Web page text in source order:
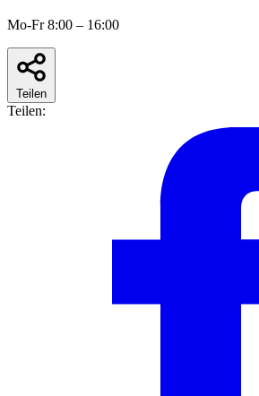
Mo-Fr 8:00 – 16:00
Teilen
Teilen: